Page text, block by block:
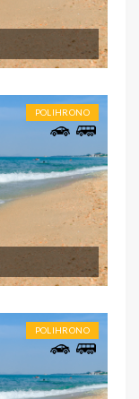
POLIHRONO
POLIHRONO